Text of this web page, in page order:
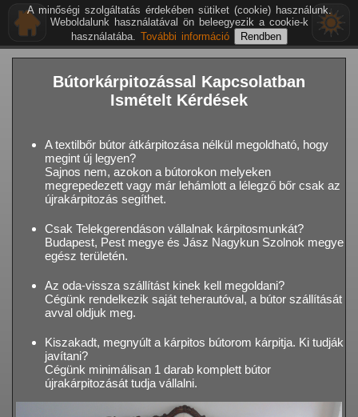
Bútorkárpitozással Kapcsolatban
Ismételt Kérdések
A textilbőr bútor átkárpitozása nélkül megoldható, hogy
megint új legyen?
Sajnos nem, azokon a bútorokon melyeken
megrepedezett vagy már lehámlott a lélegző bőr csak az
újrakárpitozás segíthet.
Csak Telekgerendáson vállalnak kárpitosmunkát?
Budapest, Pest megye és Jász Nagykun Szolnok megye
egész területén.
Az oda-vissza szállítást kinek kell megoldani?
Cégünk rendelkezik saját teherautóval, a bútor szállítását
avval oldjuk meg.
Kiszakadt, megnyúlt a kárpitos bútorom kárpitja. Ki tudják
javítani?
Cégünk minimálisan 1 darab komplett bútor
újrakárpitozását tudja vállalni.
A minőségi szolgáltatás érdekében sütiket (cookie) használunk.
Weboldalunk használatával ön beleegyezik a cookie-k
használatába. További információ